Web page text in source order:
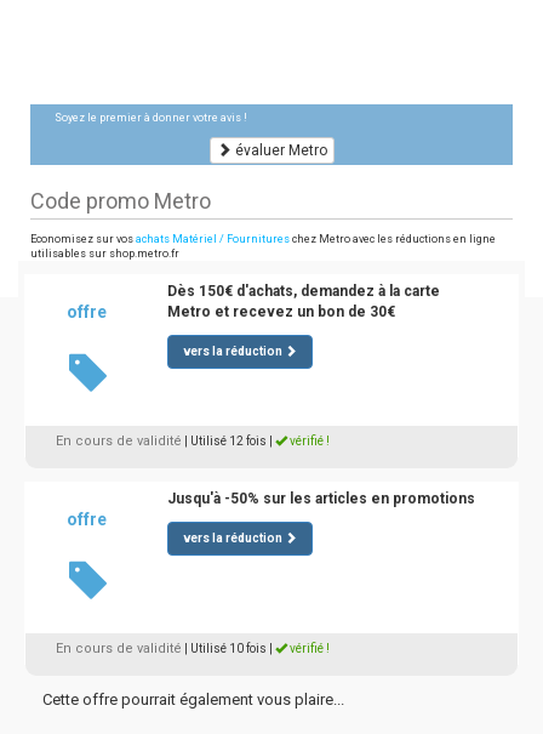
Soyez le premier à donner votre avis !
évaluer Metro
Code promo Metro
Economisez sur vos achats Matériel / Fournitures chez Metro avec les réductions en ligne
utilisables sur shop.metro.fr
offre
Dès 150€ d'achats, demandez à la carte
Metro et recevez un bon de 30€
vers la réduction
En cours de validité | Utilisé 12 fois vérifié !
offre
Jusqu'à -50% sur les articles en promotions
vers la réduction
En cours de validité | Utilisé 10 fois vérifié !
Cette offre pourrait également vous plaire...